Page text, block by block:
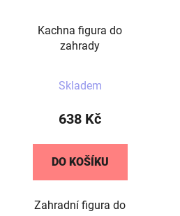
Kachna figura do
zahrady
Skladem
638 Kč
DO KOŠÍKU
Zahradní figura do